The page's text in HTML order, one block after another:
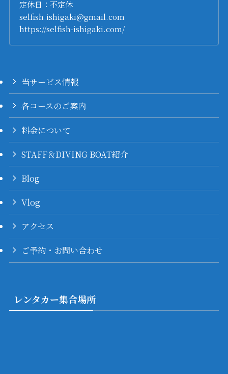
定休日：不定休
selfish.ishigaki@gmail.com
https://selfish-ishigaki.com/
当サービス情報
各コースのご案内
料金について
STAFF＆DIVING BOAT紹介
Blog
Vlog
アクセス
ご予約・お問い合わせ
レンタカー集合場所